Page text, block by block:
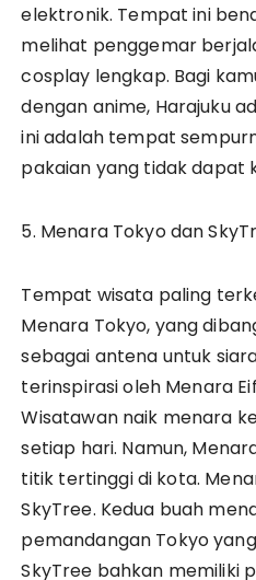
elektronik. Tempat ini
melihat penggemar
cosplay lengkap. Bagi
dengan anime, Harajuku
ini adalah tempat
pakaian yang tidak dapat
5. Menara Tokyo dan
Tempat wisata paling
Menara Tokyo, yang
sebagai antena untuk
terinspirasi oleh Menara
Wisatawan naik menara
setiap hari. Namun,
titik tertinggi di kota.
SkyTree. Kedua buah
pemandangan Tokyo
SkyTree bahkan memiliki